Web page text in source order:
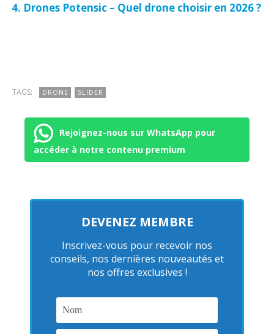
Drones Potensic – Quel drone choisir en 2026 ?
TAGS: DRONE SLIDER
Rejoignez-nous sur WhatsApp pour
accéder à notre contenu premium
DEVENEZ MEMBRE
Inscrivez-vous pour recevoir nos
conseils, nos dernières nouveautés et
nos offres exclusives !